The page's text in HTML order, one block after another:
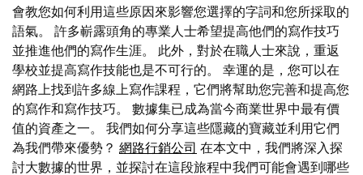
會教您如何利用這些原因來影響您選擇的字詞和您所採取的
語氣。 許多嶄露頭角的專業人士希望提高他們的寫作技巧
並推進他們的寫作生涯。 此外，對於在職人士來說，重返
學校並提高寫作技能也是不可行的。 幸運的是，您可以在
網路上找到許多線上寫作課程，它們將幫助您完善和提高您
的寫作和寫作技巧。 數據集已成為當今商業世界中最有價
值的資產之一。 我們如何分享這些隱藏的寶藏並利用它們
為我們帶來優勢？ 網路行銷公司 在本文中，我們將深入探
討大數據的世界，並探討在這段旅程中我們可能會遇到哪些